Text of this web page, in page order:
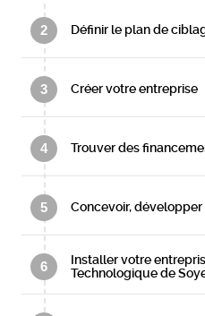
2 Définir le plan de
3 Créer votre entreprise
4 Trouver des
5 Concevoir, développer
6
Installer votre
Technologique de